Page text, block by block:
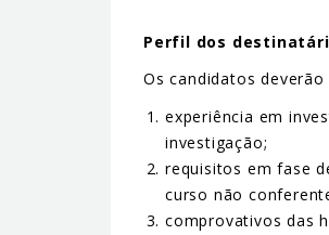
Perfil dos
Os candidatos
experiência em
investigação;
requisitos em fase
curso não
comprovativos das